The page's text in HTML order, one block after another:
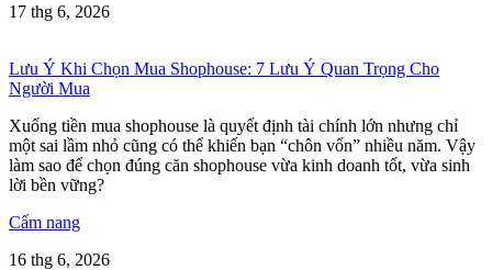
17 thg 6, 2026
Lưu Ý Khi Chọn Mua Shophouse: 7 Lưu Ý Quan Trọng Cho
Người Mua
Xuống tiền mua shophouse là quyết định tài chính lớn nhưng chỉ
một sai lầm nhỏ cũng có thể khiến bạn “chôn vốn” nhiều năm. Vậy
làm sao để chọn đúng căn shophouse vừa kinh doanh tốt, vừa sinh
lời bền vững?
Cẩm nang
16 thg 6, 2026